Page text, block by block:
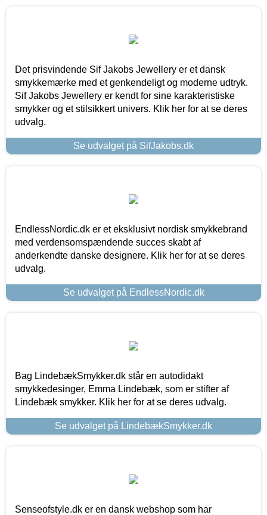
Det prisvindende Sif Jakobs Jewellery er et dansk
smykkemærke med et genkendeligt og moderne udtryk.
Sif Jakobs Jewellery er kendt for sine karakteristiske
smykker og et stilsikkert univers. Klik her for at se deres
udvalg.
Se udvalget på SifJakobs.dk
EndlessNordic.dk er et eksklusivt nordisk smykkebrand
med verdensomspændende succes skabt af
anderkendte danske designere. Klik her for at se deres
udvalg.
Se udvalget på EndlessNordic.dk
Bag LindebækSmykker.dk står en autodidakt
smykkedesinger, Emma Lindebæk, som er stifter af
Lindebæk smykker. Klik her for at se deres udvalg.
Se udvalget på LindebækSmykker.dk
Senseofstyle.dk er en dansk webshop som har